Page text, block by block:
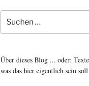
Suche
nach:
Über dieses Blog ... oder:
was das hier eigentlich sein soll